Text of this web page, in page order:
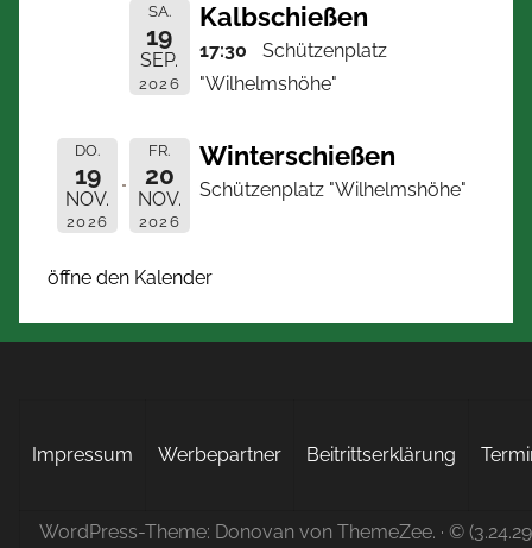
SA.
19
SEP.
2026
Kalbschießen
17:30
Schützenplatz
"Wilhelmshöhe"
DO.
19
NOV.
2026
FR.
20
NOV.
2026
Winterschießen
Schützenplatz "Wilhelmshöhe"
öffne den Kalender
Impressum Werbepartner Beitrittserklärung
WordPress-Theme: Donovan von ThemeZee. · ©